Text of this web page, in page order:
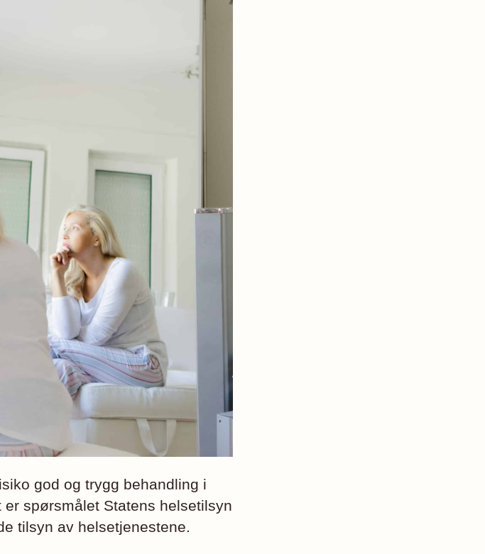
god og trygg behandling i
spørsmålet Statens helsetilsyn
tilsyn av helsetjenestene.